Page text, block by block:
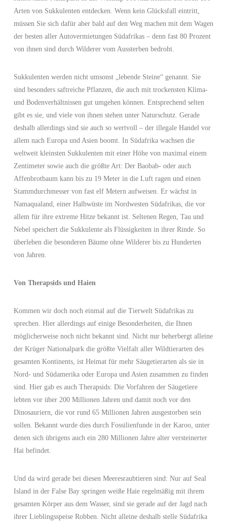
Arten von Sukkulenten entdecken. Wenn kein Glücksfall eintritt,
müssen Sie sich dafür aber bald auf den Weg machen mit dem Wagen
der besten aller Autovermietungen Südafrikas – denn fast 80 Prozent
von ihnen sind durch Wilderer vom Aussterben bedroht.
Sukkulenten werden nicht umsonst „lebende Steine“ genannt. Sie
sind besonders saftreiche Pflanzen, die auch mit trockensten Klima-
und Bodenverhältnissen gut umgehen können. Entsprechend selten
gibt es sie, und viele von ihnen stehen unter Naturschutz. Gerade
deshalb allerdings sind sie auch so wertvoll – der illegale Handel vor
allem nach Europa und Asien boomt. In Südafrika wachsen die
weltweit kleinsten Sukkulenten mit einer Höhe von maximal einem
Zentimeter sowie auch die größte Art: Der Baobab- oder auch
Affenbrotbaum kann bis zu 19 Meter in die Luft ragen und einen
Stammdurchmesser von fast elf Metern aufweisen. Er wächst in
Namaqualand, einer Halbwüste im Nordwesten Südafrikas, die vor
allem für ihre extreme Hitze bekannt ist. Seltenen Regen, Tau und
Nebel speichert die Sukkulente als Flüssigkeiten in ihrer Rinde. So
überleben die besonderen Bäume ohne Wilderer bis zu Hunderten
von Jahren.
Von Therapsids und Haien
Kommen wir doch noch einmal auf die Tierwelt Südafrikas zu
sprechen. Hier allerdings auf einige Besonderheiten, die Ihnen
möglicherweise noch nicht bekannt sind. Nicht nur beherbergt alleine
der Krüger Nationalpark die größte Vielfalt aller Wildtierarten des
gesamten Kontinents, ist Heimat für mehr Säugetierarten als sie in
Nord- und Südamerika oder Europa und Asien zusammen zu finden
sind. Hier gab es auch Therapsids: Die Vorfahren der Säugetiere
lebten vor über 200 Millionen Jahren und damit noch vor den
Dinosauriern, die vor rund 65 Millionen Jahren ausgestorben sein
sollen. Bekannt wurde dies durch Fossilienfunde in der Karoo, unter
denen sich übrigens auch ein 280 Millionen Jahre alter versteinerter
Hai befindet.
Und da wird gerade bei diesen Meeresraubtieren sind: Nur auf Seal
Island in der False Bay springen weiße Haie regelmäßig mit ihrem
gesamten Körper aus dem Wasser, sind sie gerade auf der Jagd nach
ihrer Lieblingsspeise Robben. Nicht alleine deshalb stelle Südafrika